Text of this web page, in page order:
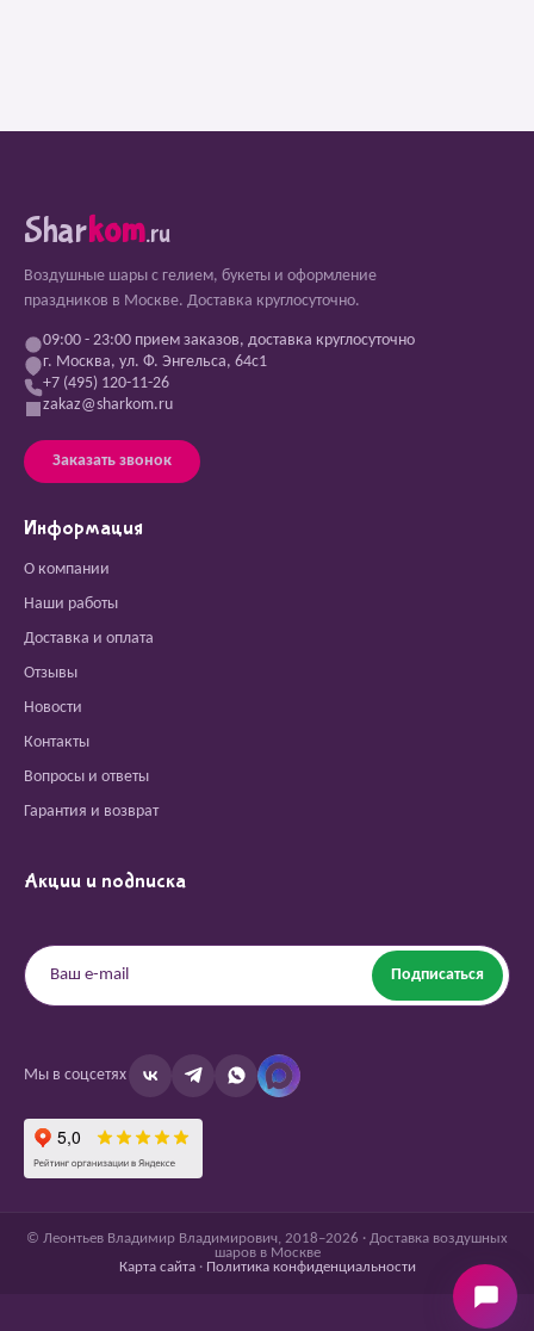
Sharkom.ru
Воздушные шары с гелием, букеты и оформление
праздников в Москве. Доставка круглосуточно.
09:00 - 23:00 прием заказов, доставка круглосуточно
г. Москва, ул. Ф. Энгельса, 64с1
+7 (495) 120-11-26
zakaz@sharkom.ru
Заказать звонок
Информация
О компании
Наши работы
Доставка и оплата
Отзывы
Новости
Контакты
Вопросы и ответы
Гарантия и возврат
Акции и подписка
Подписаться
Мы в соцсетях
© Леонтьев Владимир Владимирович, 2018–2026 · Доставка воздушных
шаров в Москве
Карта сайта· Политика конфиденциальности